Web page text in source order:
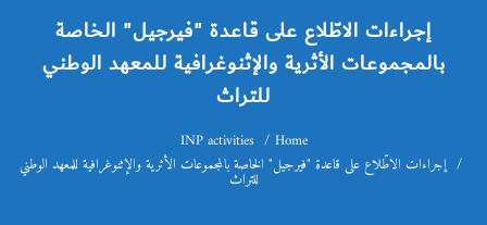
إجراءات الاطّلاع على قاعدة "فيرجيل" الخاصة
بالمجموعات الأثرية والإثنوغرافية للمعهد الوطني
للتراث
Home
INP activities
إجراءات الاطّلاع على قاعدة "فيرجيل" الخاصة بالمجموعات الأثرية والإثنوغرافية للمعهد الوطني
للتراث